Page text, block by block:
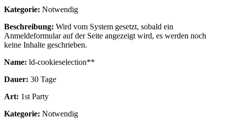
Kategorie: Notwendig
Beschreibung: Wird vom System gesetzt, sobald ein
Anmeldeformular auf der Seite angezeigt wird, es werden noch
keine Inhalte geschrieben.
Name: ld-cookieselection**
Dauer: 30 Tage
Art: 1st Party
Kategorie: Notwendig